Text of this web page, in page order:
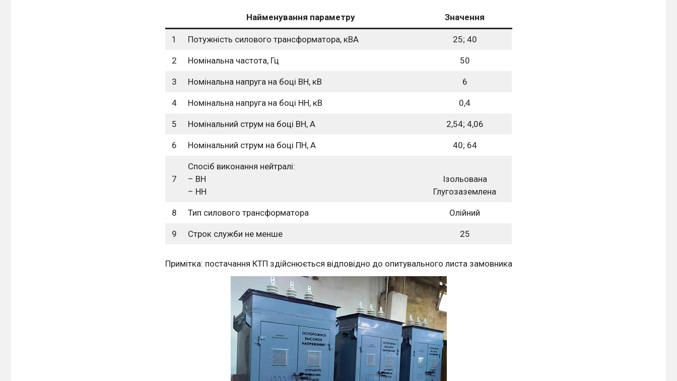
Найменування параметру Значення
1 Потужність силового трансформатора, кВА 25; 40
2 Номінальна частота, Гц 50
3 Номінальна напруга на боці ВН, кВ 6
4 Номінальна напруга на боці НН, кВ 0,4
5 Номінальний струм на боці ВН, А 2,54; 4,06
6 Номінальний струм на боці ПН, А 40; 64
7
Спосіб виконання нейтралі:
– ВН
– НН
Ізольована
Глугозаземлена
8 Тип силового трансформатора Олійний
9 Строк служби не менше 25
Примітка: постачання КТП здійснюється відповідно до опитувального листа замовника